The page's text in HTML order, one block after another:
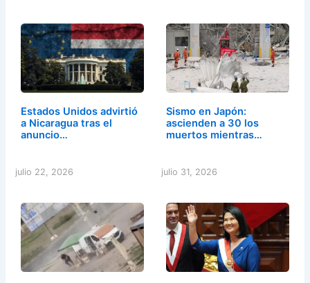
Estados Unidos advirtió
a Nicaragua tras el
anuncio…
julio 22, 2026
Sismo en Japón:
ascienden a 30 los
muertos mientras…
julio 31, 2026